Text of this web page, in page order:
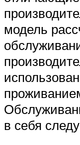
модель
в себя